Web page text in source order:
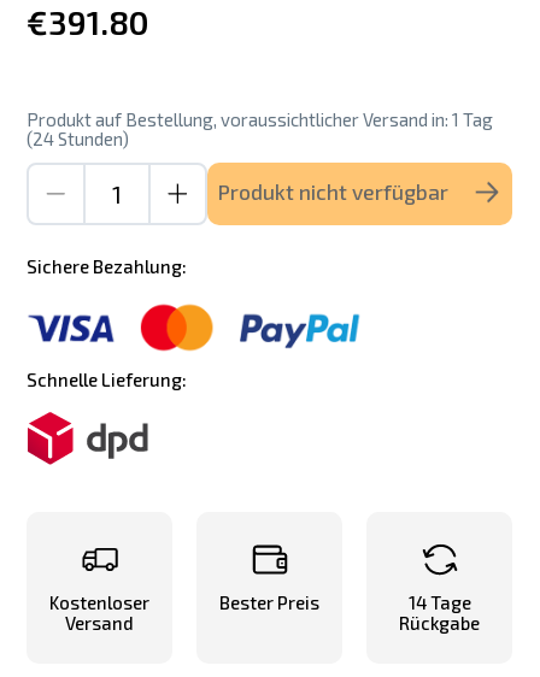
€391.80
Produkt auf Bestellung, voraussichtlicher Versand in: 1 Tag
(24 Stunden)
Produkt nicht verfügbar
Sichere Bezahlung:
Schnelle Lieferung:
Kostenloser
Versand
Bester Preis
14 Tage
Rückgabe